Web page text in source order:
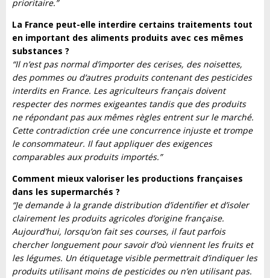
prioritaire.”
La France peut-elle interdire certains traitements tout
en important des aliments produits avec ces mêmes
substances ?
“Il n’est pas normal d’importer des cerises, des noisettes,
des pommes ou d’autres produits contenant des pesticides
interdits en France. Les agriculteurs français doivent
respecter des normes exigeantes tandis que des produits
ne répondant pas aux mêmes règles entrent sur le marché.
Cette contradiction crée une concurrence injuste et trompe
le consommateur. Il faut appliquer des exigences
comparables aux produits importés.”
Comment mieux valoriser les productions françaises
dans les supermarchés ?
“Je demande à la grande distribution d’identifier et d’isoler
clairement les produits agricoles d’origine française.
Aujourd’hui, lorsqu’on fait ses courses, il faut parfois
chercher longuement pour savoir d’où viennent les fruits et
les légumes. Un étiquetage visible permettrait d’indiquer les
produits utilisant moins de pesticides ou n’en utilisant pas.